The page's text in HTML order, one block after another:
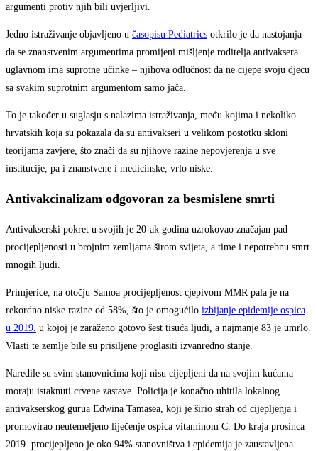
argumenti protiv njih bili uvjerljivi.
Jedno istraživanje objavljeno u časopisu Pediatrics otkrilo je da nastojanja
da se znanstvenim argumentima promijeni mišljenje roditelja antivaksera
uglavnom ima suprotne učinke – njihova odlučnost da ne cijepe svoju djecu
sa svakim suprotnim argumentom samo jača.
To je također u suglasju s nalazima istraživanja, među kojima i nekoliko
hrvatskih koja su pokazala da su antivakseri u velikom postotku skloni
teorijama zavjere, što znači da su njihove razine nepovjerenja u sve
institucije, pa i znanstvene i medicinske, vrlo niske.
Antivakcinalizam odgovoran za besmislene smrti
Antivakserski pokret u svojih je 20-ak godina uzrokovao značajan pad
procijepljenosti u brojnim zemljama širom svijeta, a time i nepotrebnu smrt
mnogih ljudi.
Primjerice, na otočju Samoa procijepljenost cjepivom MMR pala je na
rekordno niske razine od 58%, što je omogućilo izbijanje epidemije ospica
u 2019. u kojoj je zaraženo gotovo šest tisuća ljudi, a najmanje 83 je umrlo.
Vlasti te zemlje bile su prisiljene proglasiti izvanredno stanje.
Naredile su svim stanovnicima koji nisu cijepljeni da na svojim kućama
moraju istaknuti crvene zastave. Policija je konačno uhitila lokalnog
antivakserskog gurua Edwina Tamasea, koji je širio strah od cijepljenja i
promovirao neutemeljeno liječenje ospica vitaminom C. Do kraja prosinca
2019. procijepljeno je oko 94% stanovništva i epidemija je zaustavljena.